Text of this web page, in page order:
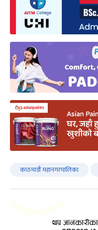
काठमाडौं महानगरपालिका